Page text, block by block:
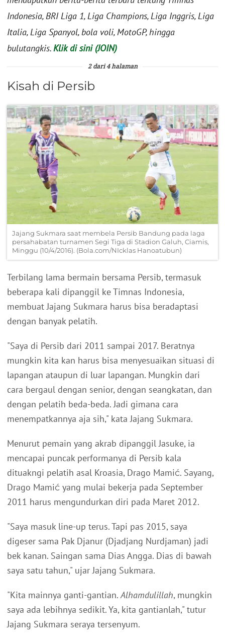
Indonesia, BRI Liga 1, Liga Champions, Liga Inggris, Liga
Italia, Liga Spanyol, bola voli, MotoGP, hingga
bulutangkis.Klik di sini (JOIN)
2 dari 4 halaman
Kisah di Persib
Jajang Sukmara saat membela Persib Bandung pada laga
persahabatan turnamen Segi Tiga di Stadion Galuh, Ciamis,
Minggu (10/4/2016). (Bola.com/NIcklas Hanoatubun)
Terbilang lama bermain bersama Persib, termasuk
beberapa kali dipanggil ke Timnas Indonesia,
membuat Jajang Sukmara harus bisa beradaptasi
dengan banyak pelatih.
"Saya di Persib dari 2011 sampai 2017. Beratnya
mungkin kita kan harus bisa menyesuaikan situasi di
lapangan ataupun di luar lapangan. Mungkin dari
cara bergaul dengan senior, dengan seangkatan, dan
dengan pelatih beda-beda. Jadi gimana cara
menempatkannya aja sih," kata Jajang Sukmara.
Menurut pemain yang akrab dipanggil Jasuke, ia
mencapai puncak performanya di Persib kala
dituakngi pelatih asal Kroasia, Drago Mamić. Sayang,
Drago Mamić yang mulai bekerja pada September
2011 harus mengundurkan diri pada Maret 2012.
"Saya masuk line-up terus. Tapi pas 2015, saya
digeser sama Pak Djanur (Djadjang Nurdjaman) jadi
bek kanan. Saingan sama Dias Angga. Dias di bawah
saya satu tahun," ujar Jajang Sukmara.
"Kita mainnya ganti-gantian.Alhamdulillah, mungkin
saya ada lebihnya sedikit. Ya, kita gantianlah," tutur
Jajang Sukmara seraya tersenyum.